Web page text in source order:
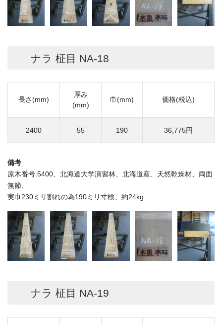
ナラ 柾目 NA-18
長さ(mm)
厚み
(mm)
巾(mm) 価格(税込)
2400 55 190 36,775円
備考
原木番号:5400、北海道大学演習林、北海道産、天然乾燥材、両面
無節、
実巾230ミリ割れの為190ミリ寸検、約24kg
ナラ 柾目 NA-19